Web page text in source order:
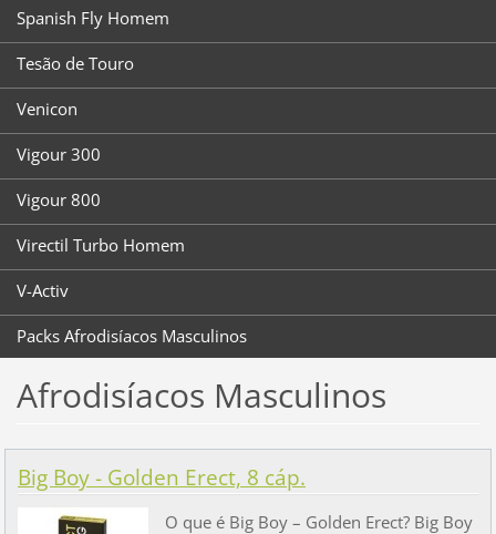
Spanish Fly Homem
Tesão de Touro
Venicon
Vigour 300
Vigour 800
Virectil Turbo Homem
V-Activ
Packs Afrodisíacos Masculinos
Afrodisíacos Masculinos
Big Boy - Golden Erect, 8 cáp.
O que é Big Boy – Golden Erect? Big Boy